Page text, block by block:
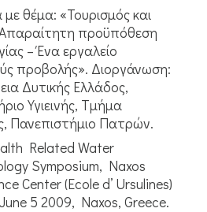
με θέμα: «Τουρισμός και
Απαραίτητη προϋπόθεση
– Ένα εργαλείο
προβολής». Διοργάνωση:
Δυτικής Ελλάδος,
Υγιεινής, Τμήμα
Πανεπιστήμιο Πατρών.
Related Water
Symposium, Naxos
Center (Ecole d’ Ursulines)
5 2009, Naxos, Greece.